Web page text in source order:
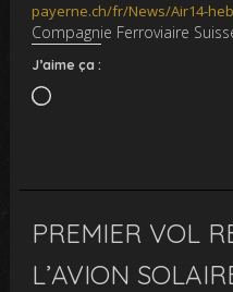
payerne.ch/fr/News/Air14-
Compagnie Ferroviaire
J’aime ça :
Chargement…
PREMIER VOL
L’AVION